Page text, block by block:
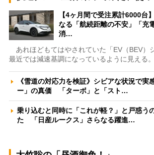
【4ヶ月間で受注累計6000台
なる「航続距離の不安」「充
消…
あれほどもてはやされていた「EV（BEV）
最近では減速基調になっているように見える
《雪道の対応力を検証》シビアな状況で実
ー」の真価 「ターボ」と「スト…
乗り込むと同時に「これが軽？」と戸惑う
た 「日産ルークス」さらなる躍進…